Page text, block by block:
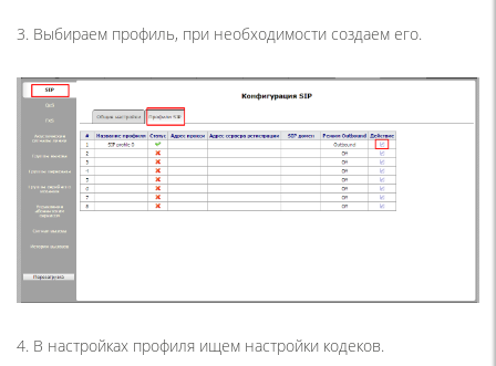
3. Выбираем профиль, при необходимости создаем его.
4. В настройках профиля ищем настройки кодеков.